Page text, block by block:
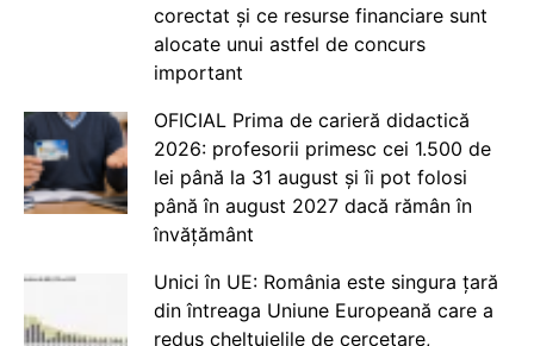
corectat și ce resurse financiare sunt
alocate unui astfel de concurs
important
OFICIAL Prima de carieră didactică
2026: profesorii primesc cei 1.500 de
lei până la 31 august și îi pot folosi
până în august 2027 dacă rămân în
învățământ
Unici în UE: România este singura țară
din întreaga Uniune Europeană care a
redus cheltuielile de cercetare,